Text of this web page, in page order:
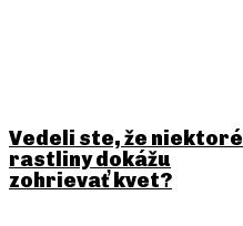
Vedeli ste, že niektoré
rastliny dokážu
zohrievať kvet?